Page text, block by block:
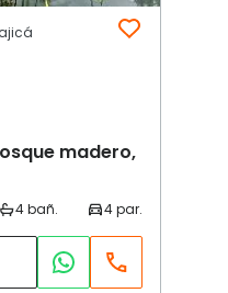
madero,